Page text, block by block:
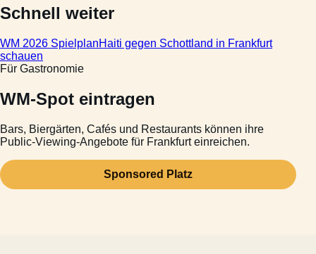
Schnell weiter
WM 2026 SpielplanHaiti gegen Schottland in Frankfurt
schauen
Für Gastronomie
WM-Spot eintragen
Bars, Biergärten, Cafés und Restaurants können ihre
Public-Viewing-Angebote für Frankfurt einreichen.
Sponsored Platz